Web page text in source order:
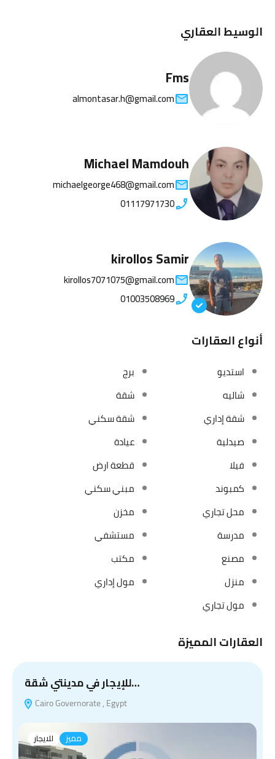
الوسيط العقاري
Fms
almontasar.h@gmail.com
Michael Mamdouh
michaelgeorge468@gmail.com
01117971730
kirollos Samir
kirollos7071075@gmail.com
01003508969
أنواع العقارات
استديو
برج
شاليه
شقة
شقة إداري
شقة سكني
صيدلية
عيادة
فيلا
قطعة ارض
كمبوند
مبني سكني
محل تجاري
مخزن
مدرسة
مستشفي
مصنع
مكتب
منزل
مول إداري
مول تجاري
العقارات المميزة
للإيجار في مدينتي شقة…
Cairo Governorate , Egypt
للايجار مميز